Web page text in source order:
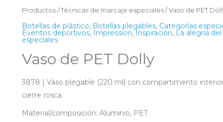
Productos / Técnicas de marcaje especiales / Vaso de PET
Botellas de plástico, Botellas plegables, Categorías
Eventos deportivos, Impression,Inspiración, La alegría
especiales
Vaso de PET Dolly
3878 | Vaso plegable (220 ml) con compartimento
cierre rosca.
Material/composición: Aluminio, PET